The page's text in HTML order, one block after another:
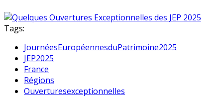
Tags:
JournéesEuropéennesduPatrimoine2025
JEP2025
France
Régions
Ouverturesexceptionnelles